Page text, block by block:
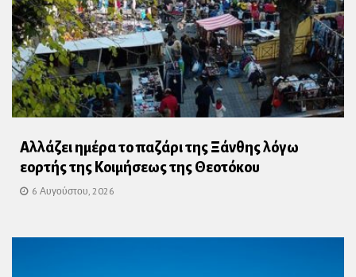
Αλλάζει ημέρα το παζάρι της Ξάνθης λόγω
εορτής της Κοιμήσεως της Θεοτόκου
6 Αυγούστου, 2026